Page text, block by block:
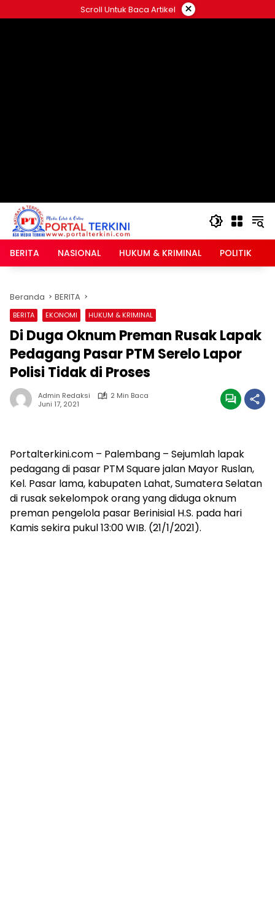
ke
Scroll Untuk Baca Artikel ×
BERITA NASIONAL HUKUM & KRIMINAL POLITIK
Beranda BERITA
BERITA EKONOMI HUKUM & KRIMINAL
Di Duga Oknum Preman Rusak Lapak
Pedagang Pasar PTM Serelo Lapor
Polisi Tidak di Proses
Admin Redaksi
2 Min Baca
Juni 17, 2021
Portalterkini.com – Palembang – Sejumlah lapak
pedagang di pasar PTM Square jalan Mayor Ruslan,
Kel. Pasar lama, kabupaten Lahat, Sumatera Selatan
di rusak sekelompok orang yang diduga oknum
preman pengelola pasar Berinisial H.S. pada hari
Kamis sekira pukul 13:00 WIB. (21/1/2021).